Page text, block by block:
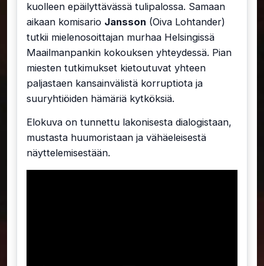
kuolleen epäilyttävässä tulipalossa. Samaan
aikaan komisario Jansson (Oiva Lohtander)
tutkii mielenosoittajan murhaa Helsingissä
Maailmanpankin kokouksen yhteydessä. Pian
miesten tutkimukset kietoutuvat yhteen
paljastaen kansainvälistä korruptiota ja
suuryhtiöiden hämäriä kytköksiä.
Elokuva on tunnettu lakonisesta dialogistaan,
mustasta huumoristaan ja vähäeleisestä
näyttelemisestään.